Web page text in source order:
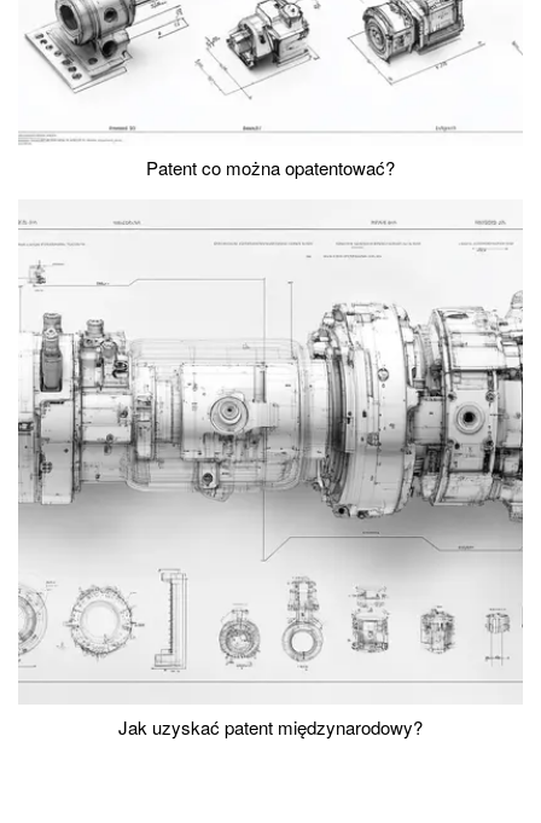
Patent co można opatentować?
Jak uzyskać patent międzynarodowy?